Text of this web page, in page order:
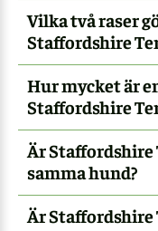
Vilka två raser
Staffordshire
Hur mycket är
Staffordshire
Är
samma hund?
Är Staffordshire